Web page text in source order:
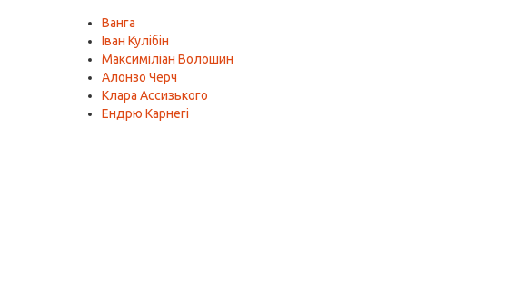
Ванга
Іван Кулібін
Максиміліан Волошин
Алонзо Черч
Клара Ассизького
Ендрю Карнегі